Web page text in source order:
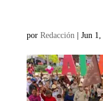
por Redacción | Jun 1,